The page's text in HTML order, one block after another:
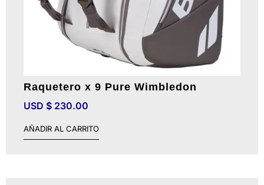
Raquetero x 9 Pure Wimbledon
USD $ 230.00
AÑADIR AL CARRITO